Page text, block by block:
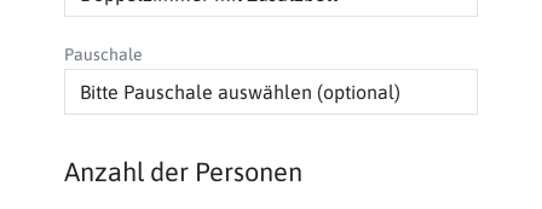
Pauschale
Anzahl der Personen